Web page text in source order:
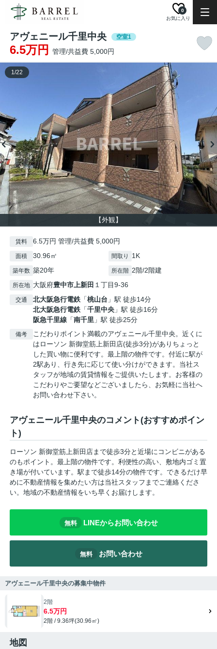
お気に入り
0
アヴェニール千里中央 空室1
6.5万円 管理/共益費 5,000円
【外観】
1/22
賃料 6.5万円 管理/共益費 5,000円
面積 30.96㎡ 間取り 1K
築年数 築20年 所在階 2階/2階建
所在地 大阪府豊中市上新田 １丁目9-36
交通 北大阪急行電鉄 「桃山台 」駅 徒歩14分
北大阪急行電鉄 「千里中央 」駅 徒歩16分
阪急千里線 「南千里 」駅 徒歩25分
備考
こだわりポイント満載のアヴェニール千里中央。近くに
はローソン 新御堂筋上新田店(徒歩3分)がありちょっと
した買い物に便利です。最上階の物件です。付近に駅が
2駅あり、行き先に応じて使い分けができます。当社ス
タッフが地域の賃貸情報をご提供いたします。お客様の
こだわりやご要望などございましたら、お気軽に当社へ
お問い合わせ下さい。
アヴェニール千里中央のコメント(おすすめポイン
ト)
ローソン 新御堂筋上新田店まで徒歩3分と近場にコンビニがある
のもポイント。最上階の物件です。利便性の高い、敷地内ゴミ置
き場が付いています。駅まで徒歩14分の物件です。できるだけ早
めに不動産情報を集めたい方は当社スタッフまでご連絡くださ
い。地域の不動産情報をいち早くお届けします。
無料 LINEからお問い合わせ
無料 お問い合わせ
アヴェニール千里中央の募集中物件
2階
6.5万円
2階 / 9.36坪(30.96㎡)
地図